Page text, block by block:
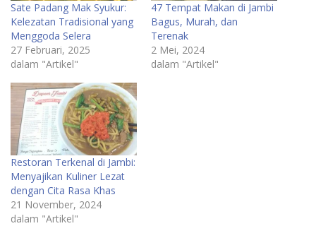
Sate Padang Mak Syukur:
Kelezatan Tradisional yang
Menggoda Selera
27 Februari, 2025
dalam "Artikel"
47 Tempat Makan di Jambi
Bagus, Murah, dan
Terenak
2 Mei, 2024
dalam "Artikel"
Restoran Terkenal di Jambi:
Menyajikan Kuliner Lezat
dengan Cita Rasa Khas
21 November, 2024
dalam "Artikel"